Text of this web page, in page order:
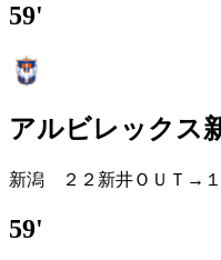
59'
アルビレックス
新潟 ２２新井ＯＵＴ→１
59'